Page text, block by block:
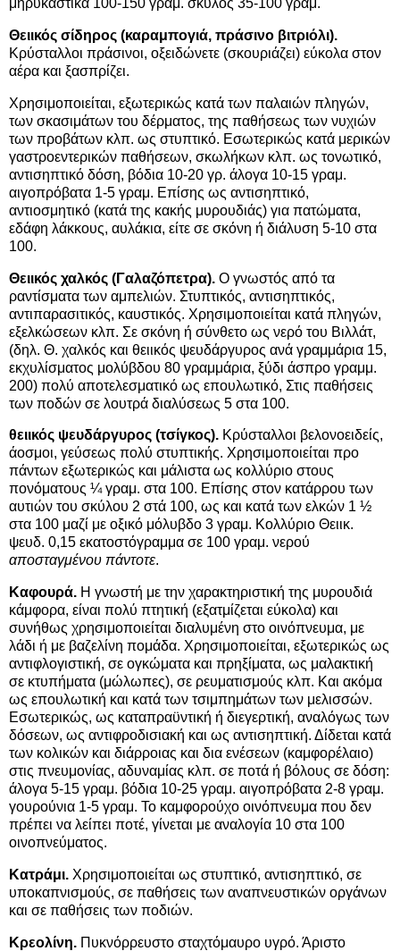
μηρυκαστικά 100-150 γραμ. σκύλος 35-100 γραμ.
Θειικός σίδηρος (καραμπογιά, πράσινο βιτριόλι).
Κρύσταλλοι πράσινοι, οξειδώνετε (σκουριάζει) εύκολα στον
αέρα και ξασπρίζει.
Χρησιμοποιείται, εξωτερικώς κατά των παλαιών πληγών,
των σκασιμάτων του δέρματος, της παθήσεως των νυχιών
των προβάτων κλπ. ως στυπτικό. Εσωτερικώς κατά μερικών
γαστροεντερικών παθήσεων, σκωλήκων κλπ. ως τονωτικό,
αντισηπτικό δόση, βόδια 10-20 γρ. άλογα 10-15 γραμ.
αιγοπρόβατα 1-5 γραμ. Επίσης ως αντισηπτικό,
αντιοσμητικό (κατά της κακής μυρουδιάς) για πατώματα,
εδάφη λάκκους, αυλάκια, είτε σε σκόνη ή διάλυση 5-10 στα
100.
Θειικός χαλκός (Γαλαζόπετρα). Ο γνωστός από τα
ραντίσματα των αμπελιών. Στυπτικός, αντισηπτικός,
αντιπαρασιτικός, καυστικός. Χρησιμοποιείται κατά πληγών,
εξελκώσεων κλπ. Σε σκόνη ή σύνθετο ως νερό του Βιλλάτ,
(δηλ. Θ. χαλκός και θειικός ψευδάργυρος ανά γραμμάρια 15,
εκχυλίσματος μολύβδου 80 γραμμάρια, ξύδι άσπρο γραμμ.
200) πολύ αποτελεσματικό ως επουλωτικό, Στις παθήσεις
των ποδών σε λουτρά διαλύσεως 5 στα 100.
θειικός ψευδάργυρος (τσίγκος). Κρύσταλλοι βελονοειδείς,
άοσμοι, γεύσεως πολύ στυπτικής. Χρησιμοποιείται προ
πάντων εξωτερικώς και μάλιστα ως κολλύριο στους
πονόματους ¼ γραμ. στα 100. Επίσης στον κατάρρου των
αυτιών του σκύλου 2 στά 100, ως και κατά των ελκών 1 ½
στα 100 μαζί με οξικό μόλυβδο 3 γραμ. Κολλύριο Θειικ.
ψευδ. 0,15 εκατοστόγραμμα σε 100 γραμ. νερού
αποσταγμένου πάντοτε.
Καφουρά. Η γνωστή με την χαρακτηριστική της μυρουδιά
κάμφορα, είναι πολύ πτητική (εξατμίζεται εύκολα) και
συνήθως χρησιμοποιείται διαλυμένη στο οινόπνευμα, με
λάδι ή με βαζελίνη πομάδα. Χρησιμοποιείται, εξωτερικώς ως
αντιφλογιστική, σε ογκώματα και πρηξίματα, ως μαλακτική
σε κτυπήματα (μώλωπες), σε ρευματισμούς κλπ. Και ακόμα
ως επουλωτική και κατά των τσιμπημάτων των μελισσών.
Εσωτερικώς, ως καταπραϋντική ή διεγερτική, αναλόγως των
δόσεων, ως αντιφροδισιακή και ως αντισηπτική. Δίδεται κατά
των κολικών και διάρροιας και δια ενέσεων (καμφορέλαιο)
στις πνευμονίας, αδυναμίας κλπ. σε ποτά ή βόλους σε δόση:
άλογα 5-15 γραμ. βόδια 10-25 γραμ. αιγοπρόβατα 2-8 γραμ.
γουρούνια 1-5 γραμ. Το καμφορούχο οινόπνευμα που δεν
πρέπει να λείπει ποτέ, γίνεται με αναλογία 10 στα 100
οινοπνεύματος.
Κατράμι. Χρησιμοποιείται ως στυπτικό, αντισηπτικό, σε
υποκαπνισμούς, σε παθήσεις των αναπνευστικών οργάνων
και σε παθήσεις των ποδιών.
Κρεολίνη. Πυκνόρρευστο σταχτόμαυρο υγρό. Άριστο